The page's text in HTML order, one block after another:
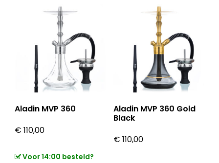
Aladin MVP 360
€ 110,00
Voor 14:00 besteld?
Aladin MVP 360 Gold
Black
€ 110,00